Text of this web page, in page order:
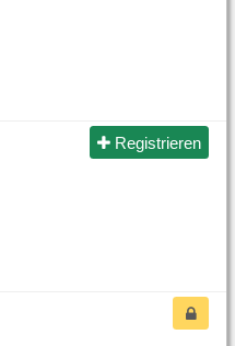
Registrieren